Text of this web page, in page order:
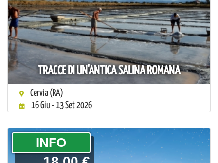
TRACCE DI UN'ANTICA SALINA ROMANA
Cervia (RA)
16 Giu - 13 Set 2026
­INFO